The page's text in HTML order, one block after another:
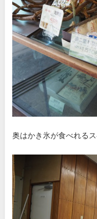
奥はかき氷が食べれる